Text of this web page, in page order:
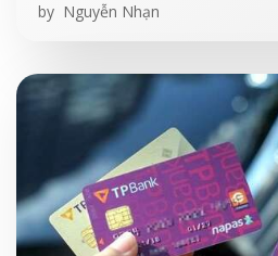
by Nguyễn Nhạn